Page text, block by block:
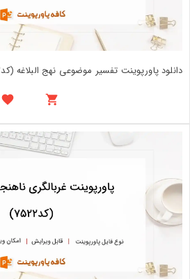
دانلود پاورپوینت تفسیر موضوعی نهج البلاغه (کد7523)